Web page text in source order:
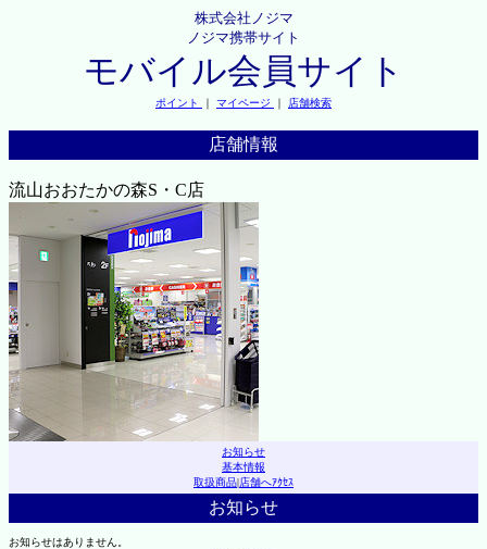
株式会社ノジマ
ノジマ携帯サイト
モバイル会員サイト
ポイント ｜ マイページ ｜ 店舗検索
店舗情報
流山おおたかの森S・C店
お知らせ
基本情報
取扱商品|店舗へｱｸｾｽ
お知らせ
お知らせはありません。